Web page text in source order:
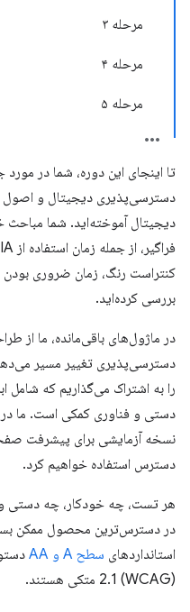
مرحله ۳
مرحله ۴
مرحله ۵
تا اینجای این دوره، شما در
دسترسی‌پذیری دیجیتال و اصول
دیجیتال آموخته‌اید. شما
کنتراست رنگ، زمان ضروری بودن
بررسی کرده‌اید.
در ماژول‌های باقی‌مانده، ما از
دسترسی‌پذیری تغییر مسیر
را به اشتراک می‌گذاریم که شامل
دستی و فناوری کمکی است. ما در
نسخه آزمایشی برای پیشرفت
دسترس استفاده خواهیم کرد.
هر تست، چه خودکار، چه دستی و
در دسترس‌ترین محصول ممکن
استانداردهای سطح A و AA
(WCAG) 2.1 متکی هستند.